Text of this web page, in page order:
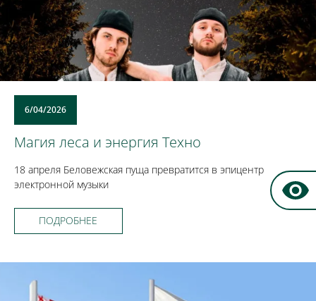
6/04/2026
Магия леса и энергия Техно
18 апреля Беловежская пуща превратится в эпицентр
электронной музыки
ПОДРОБНЕЕ